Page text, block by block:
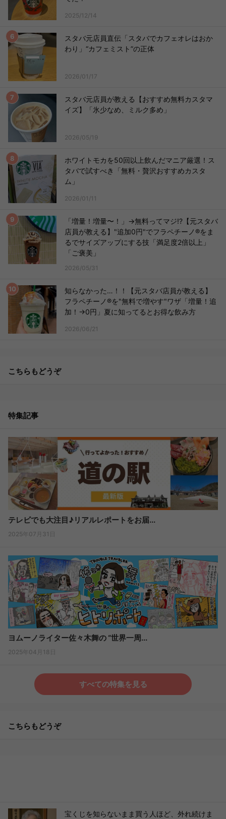
2025/12/14
スタバ元店員直伝「スタバでカフェオレはおか
わり」“カフェミスト”の正体
2026/01/17
スタバ元店員が教える【おすすめ無料カスタマ
イズ】「氷少なめ、ミルク多め」
2026/05/19
ホワイトモカを50回以上飲んだマニア厳選！ス
タバで試すべき「無料・贅沢おすすめカスタ
ム」
2026/01/11
「増量！増量〜！」→無料ってマジ!?【元スタバ
店員が教える】"追加0円"でフラペチーノ®をま
るでサイズアップにする技「満足度2倍以上」
「ご褒美」
2026/05/31
知らなかった…！！【元スタバ店員が教える】
フラペチーノ®を"無料で増やす"ワザ「増量！追
加！→0円」夏に知ってるとお得な飲み方
2026/06/21
こちらもどうぞ
特集記事
テレビでも大注目♪リアルレポートをお届...
2025年07月31日
ヨムーノライター佐々木舞の “世界一周...
2025年04月18日
すべての特集を見る
こちらもどうぞ
宝くじを知らないまま買う人ほど、外れ続けま